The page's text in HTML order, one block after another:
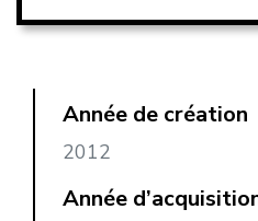
Année de création
2012
Année